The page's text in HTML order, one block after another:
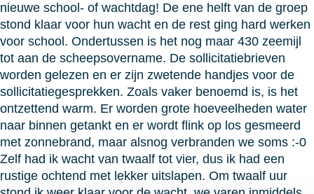
nieuwe school- of wachtdag! De ene helft van de groep
stond klaar voor hun wacht en de rest ging hard werken
voor school. Ondertussen is het nog maar 430 zeemijl
tot aan de scheepsovername. De sollicitatiebrieven
worden gelezen en er zijn zwetende handjes voor de
sollicitatiegesprekken. Zoals vaker benoemd is, is het
ontzettend warm. Er worden grote hoeveelheden water
naar binnen getankt en er wordt flink op los gesmeerd
met zonnebrand, maar alsnog verbranden we soms :-0
Zelf had ik wacht van twaalf tot vier, dus ik had een
rustige ochtend met lekker uitslapen. Om twaalf uur